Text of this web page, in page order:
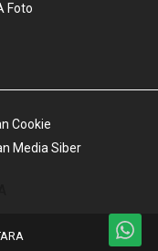
Foto
Cookie
Media Siber